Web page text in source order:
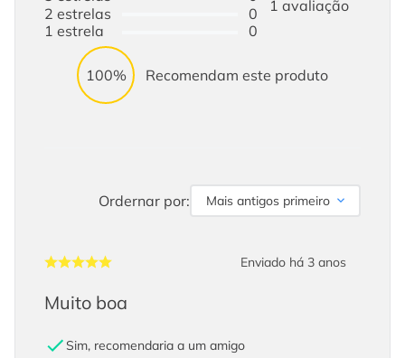
2estrelas
1estrela
0
0
1avaliação
100% Recomendam este produto
Ordernar por: Mais antigos primeiro
Enviado há 3 anos
Muito boa
Sim, recomendaria a um amigo